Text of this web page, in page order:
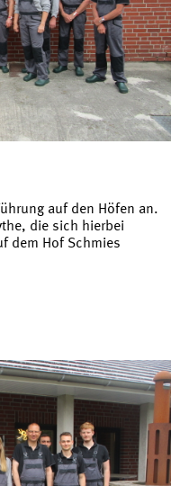
auf den Höfen an.
die sich hierbei
dem Hof Schmies